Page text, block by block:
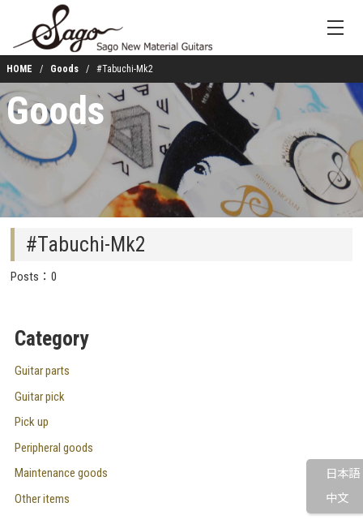
日本語
中文
HOME Goods #Tabuchi-Mk2
Goods
#Tabuchi-Mk2
Posts：0
Category
Guitar parts
Guitar pick
Pick up
Peripheral goods
Maintenance goods
Other items